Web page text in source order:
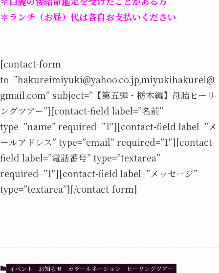
＊ランチ（お昼）代は各自お支払いください
[contact-form
to=”hakureimiyuki@yahoo.co.jp,miyukihakurei@
gmail.com” subject=”【第五弾・栃木編】母胎ヒーリ
ングツアー”][contact-field label=”名前”
type=”name” required=”1″][contact-field label=”メ
ールアドレス” type=”email” required=”1″][contact-
field label=”電話番号” type=”textarea”
required=”1″][contact-field label=”メッセージ”
type=”textarea”][/contact-form]
イベント お知らせ カラールネーション
ヒーリングツアー